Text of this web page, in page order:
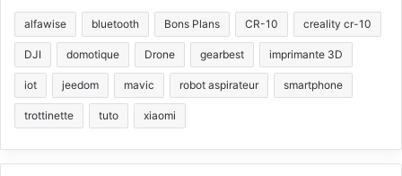
alfawise bluetooth Bons Plans CR-10 creality cr-10
DJI domotique Drone gearbest imprimante 3D
iot jeedom mavic robot aspirateur smartphone
trottinette tuto xiaomi